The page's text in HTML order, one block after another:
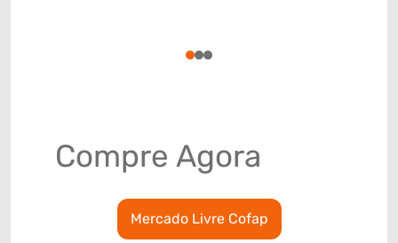
123
Compre Agora
Mercado Livre Cofap